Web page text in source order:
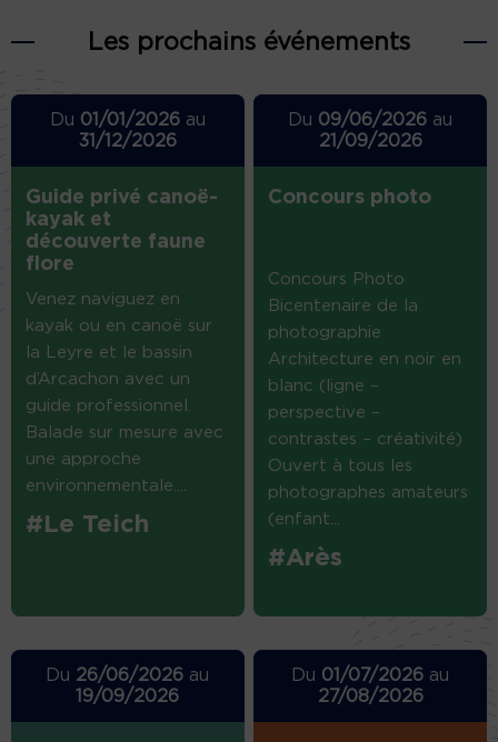
Les prochains événements
Du 01/01/2026au
31/12/2026
Guide privé canoë-
kayak et
découverte faune
flore
Venez naviguez en
kayak ou en canoë sur
la Leyre et le bassin
d’Arcachon avec un
guide professionnel.
Balade sur mesure avec
une approche
environnementale....
#Le Teich
Du 09/06/2026 au
21/09/2026
Concours photo
Concours Photo
Bicentenaire de la
photographie
Architecture en noir en
blanc (ligne –
perspective –
contrastes – créativité)
Ouvert à tous les
photographes amateurs
(enfant...
#Arès
Du 26/06/2026 au
19/09/2026
Du 01/07/2026 au
27/08/2026